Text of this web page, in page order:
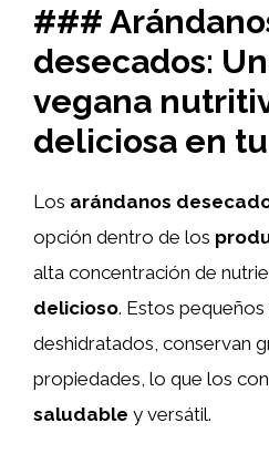
###
desecados:
vegana
deliciosa en
Los arándanos
opción dentro de los
alta concentración de
delicioso. Estos
deshidratados, conservan
propiedades, lo que los
saludable y versátil.